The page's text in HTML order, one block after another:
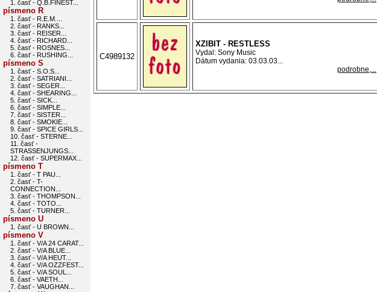
1. časť - Q.B.FINEST...
písmeno R
1. časť - R.E.M....
2. časť - RANKS...
3. časť - REISER...
4. časť - RICHARD...
5. časť - ROSNES...
6. časť - RUSHING...
písmeno S
1. časť - S.O.S...
2. časť - SATRIANI...
3. časť - SEGER...
4. časť - SHEARING...
5. časť - SICK...
6. časť - SIMPLE...
7. časť - SISTER...
8. časť - SMOKIE...
9. časť - SPICE GIRLS...
10. časť - STERNE...
11. časť -
STRASSENJUNGS...
12. časť - SUPERMAX...
písmeno T
1. časť - T PAU...
2. časť - T-
CONNECTION...
3. časť - THOMPSON...
4. časť - TOTO...
5. časť - TURNER...
písmeno U
1. časť - U BROWN...
písmeno V
1. časť - V/A 24 CARAT...
2. časť - V/A BLUE...
3. časť - V/A HEUT...
4. časť - V/A OZZFEST...
5. časť - V/A SOUL...
6. časť - VAETH...
7. časť - VAUGHAN...
C4989132
XZIBIT - RESTLESS
Vydal: Sony Music
Dátum vydania: 03.03.03...
podrobne,...